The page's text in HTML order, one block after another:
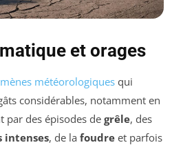
et orages
météorologiques qui
considérables, notamment en
par des épisodes de grêle, des
intenses, de la foudre et parfois